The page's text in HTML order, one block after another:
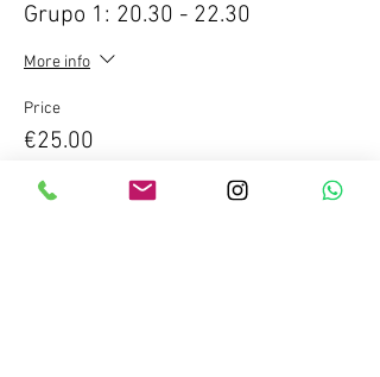
Grupo 1: 20.30 - 22.30
More info
Price
€25.00